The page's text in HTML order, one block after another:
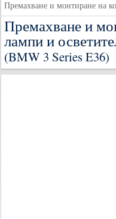
Премахване и
лампи и
(BMW 3 Series E36)